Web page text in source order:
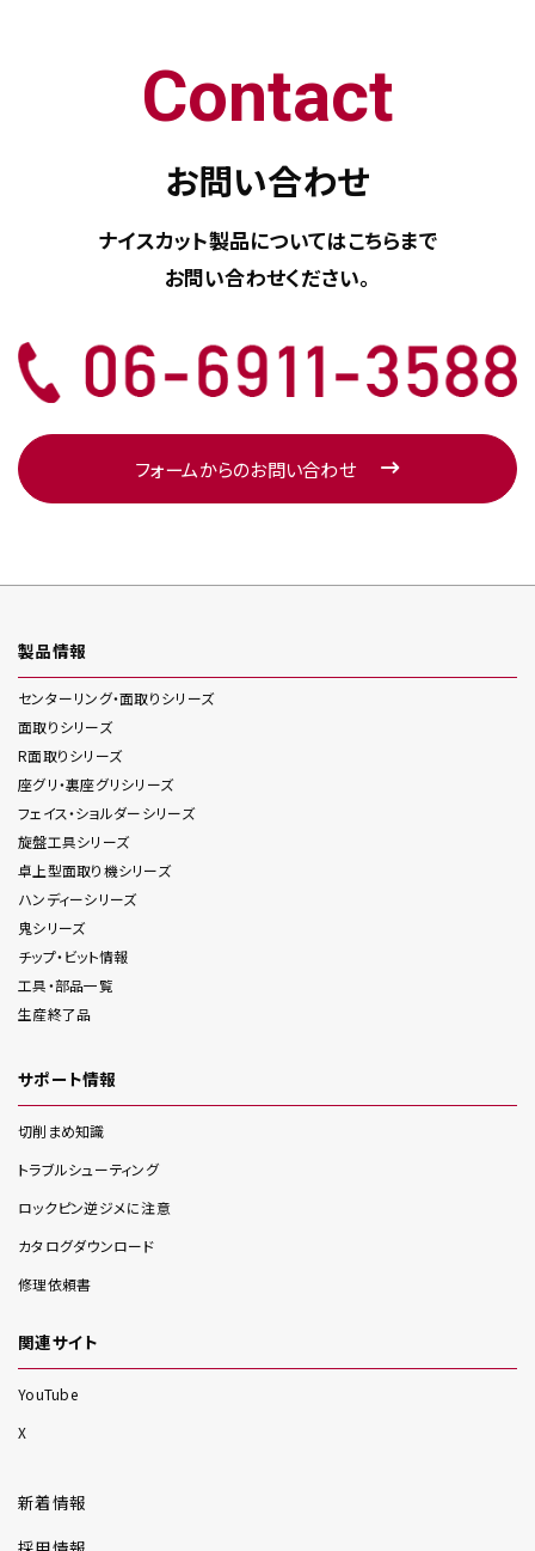
Contact
お問い合わせ
ナイスカット製品についてはこちらまで
お問い合わせください。
フォームからのお問い合わせ
製品情報
センターリング・面取りシリーズ
面取りシリーズ
R面取りシリーズ
座グリ・裏座グリシリーズ
フェイス・ショルダーシリーズ
旋盤工具シリーズ
卓上型面取り機シリーズ
ハンディーシリーズ
鬼シリーズ
チップ・ビット情報
工具・部品一覧
生産終了品
サポート情報
切削まめ知識
トラブルシューティング
ロックピン逆ジメに注意
カタログダウンロード
修理依頼書
関連サイト
YouTube
X
新着情報